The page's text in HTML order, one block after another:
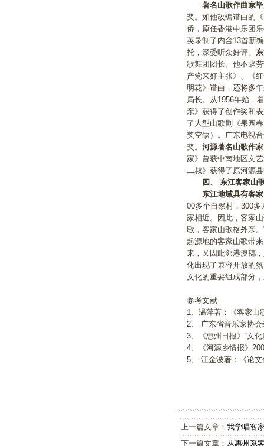
著名山歌作曲家
奖。如他改编谱曲的
侨，原任香港中乐团
英录制了内含13首新
托，深受听众好评。
歌舞团团长。他不辞
产党来好主张》、《
明花》谱曲，还将多
局长。从1956年始，
亲》获得了创作奖和
了大型山歌剧《果园
奖空缺）。广东电视
奖。河源著名山歌作家
家》曾获中南地区文
二叔》获得了原河源
四、东江客家山
东江地域具有客家
00多个自然村，300
家相近。因此，客家
歌，客家山歌格外亲。
起源地的客家山歌带
来，又因毗邻港澳穗
化出现了兼容开放的
文化的重要组成部分
参考文献
1、温萍著：《客家山
2、 广东省音乐家协
3、《惠州日报》“文
4、《河源乡情报》
5、 江金波著：《论
上一篇文章：我学唱客
下一篇文章： 从惠州系